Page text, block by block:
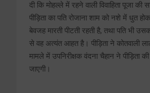
दी कि मोहल्ले में रहने वाली विवाहिता पूजा
पीड़िता का पति रोजाना शाम को नशे में धुत
बेवजह मारती पीटती रहती है, तथा पति भी
से वह अत्यंत आहत है। पीड़िता ने कोतवाली
मामले में उपनिरीक्षक वंदना चैहान ने
जाएगी।